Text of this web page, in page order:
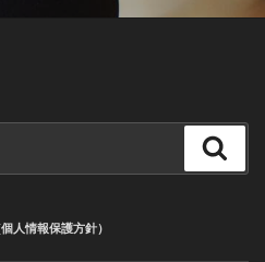
索
人情報保護方針）